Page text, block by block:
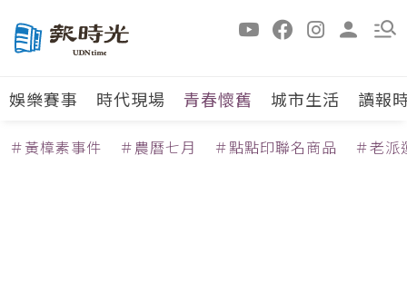
娛樂賽事 時代現場 青春懷舊 城市生活 讀報
＃黃樟素事件 ＃農曆七月 ＃點點印聯名商品 ＃老派